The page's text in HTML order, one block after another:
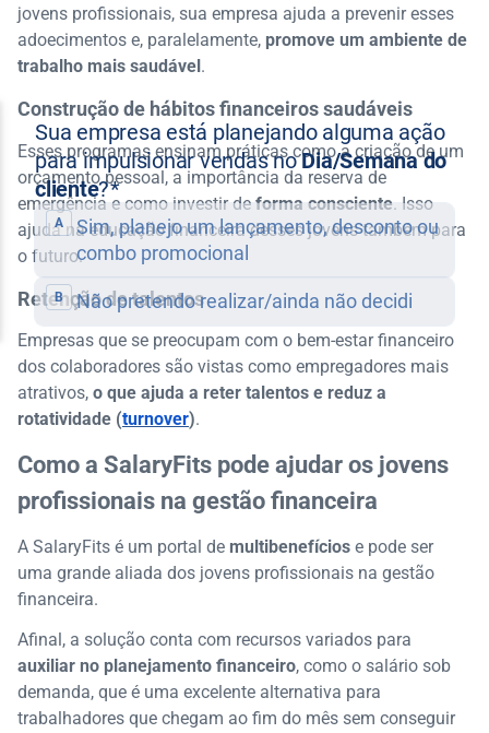
jovens profissionais, sua empresa ajuda a prevenir esses
adoecimentos e, paralelamente, promove um ambiente de
trabalho mais saudável.
Construção de hábitos financeiros saudáveis
Esses programas ensinam práticas como a criação de um
orçamento pessoal, a importância da reserva de
emergência e como investir de forma consciente. Isso
ajuda na educação financeira desses jovens também para
o futuro.
Retenção de talentos
Empresas que se preocupam com o bem-estar financeiro
dos colaboradores são vistas como empregadores mais
atrativos, o que ajuda a reter talentos e reduz a
rotatividade (turnover).
Como a SalaryFits pode ajudar os jovens
profissionais na gestão financeira
A SalaryFits é um portal de multibenefícios e pode ser
uma grande aliada dos jovens profissionais na gestão
financeira.
Afinal, a solução conta com recursos variados para
auxiliar no planejamento financeiro, como o salário sob
demanda, que é uma excelente alternativa para
trabalhadores que chegam ao fim do mês sem conseguir